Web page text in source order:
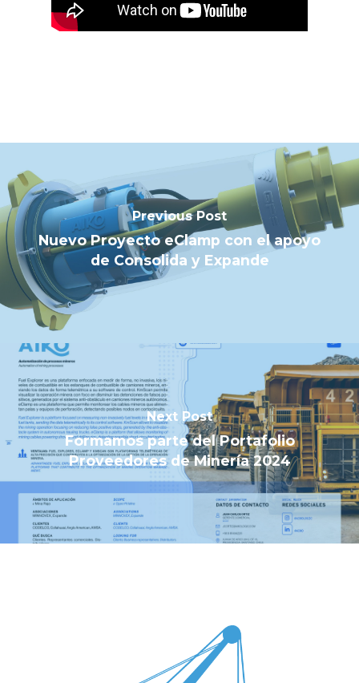
Previous Post
Nuevo Proyecto eClamp con el apoyo
de Consolida y Expande
Next Post
Formamos parte del Portafolio
Proveedores de Minería 2024